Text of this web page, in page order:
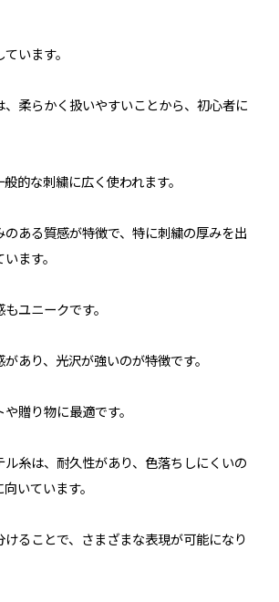
います。
柔らかく扱いやすいことから、初心者に
的な刺繍に広く使われます。
のある質感が特徴で、特に刺繍の厚みを出
ます。
ユニークです。
あり、光沢が強いのが特徴です。
贈り物に最適です。
糸は、耐久性があり、色落ちしにくいの
いています。
けることで、さまざまな表現が可能になり